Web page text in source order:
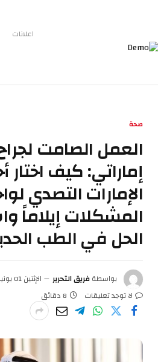
اعلانات
صحة
العمل الصامت
إماراتي: كيف اختار
الإمارات التصدي
المشكلات إيلاماً
الحل في الطب
بواسطةفريق التحرير
الإثنين 01 يونيو 3:37 م
لا توجد تعليقات
8 دقائق